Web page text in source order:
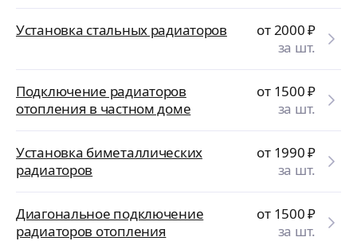
Установка стальных радиаторов от 2000₽
за шт.
Подключение радиаторов
отопления в частном доме
от 1500₽
за шт.
Установка биметаллических
радиаторов
от 1990₽
за шт.
Диагональное подключение
радиаторов отопления
от 1500₽
за шт.